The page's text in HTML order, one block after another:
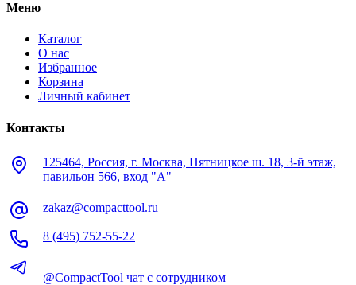
Меню
Каталог
О нас
Избранное
Корзина
Личный кабинет
Контакты
125464, Россия, г. Москва, Пятницкое ш. 18, 3-й этаж,
павильон 566, вход "А"
zakaz@compacttool.ru
8 (495) 752-55-22
@CompactTool чат с сотрудником